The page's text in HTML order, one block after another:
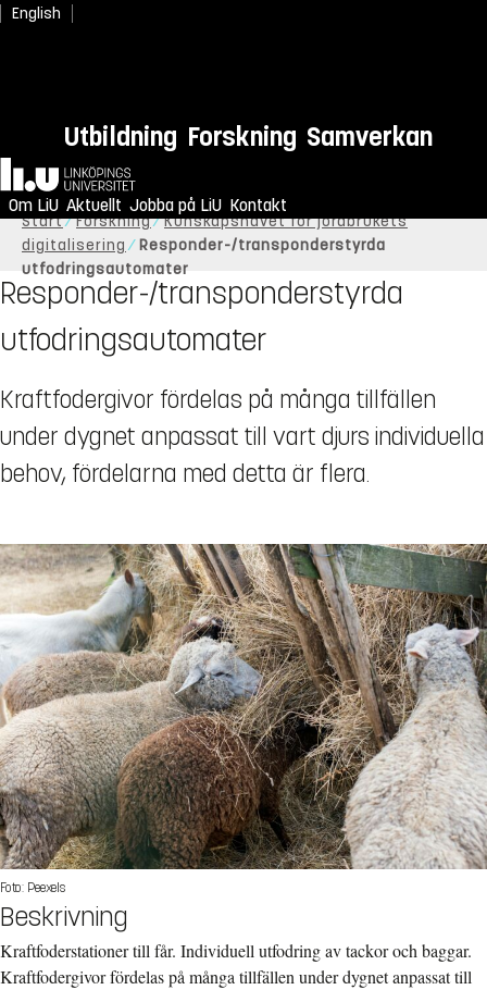
English
Utbildning Forskning Samverkan
Hem
Om LiU Aktuellt Jobba på LiU Kontakt
Start Forskning
Kunskapsnavet för jordbrukets
digitalisering
Responder-/transponderstyrda
utfodringsautomater
Responder-/transponderstyrda
utfodringsautomater
Kraftfodergivor fördelas på många tillfällen
under dygnet anpassat till vart djurs individuella
behov, fördelarna med detta är flera.
Foto: Peexels
Beskrivning
Kraftfoderstationer till får. Individuell utfodring av tackor och baggar.
Kraftfodergivor fördelas på många tillfällen under dygnet anpassat till